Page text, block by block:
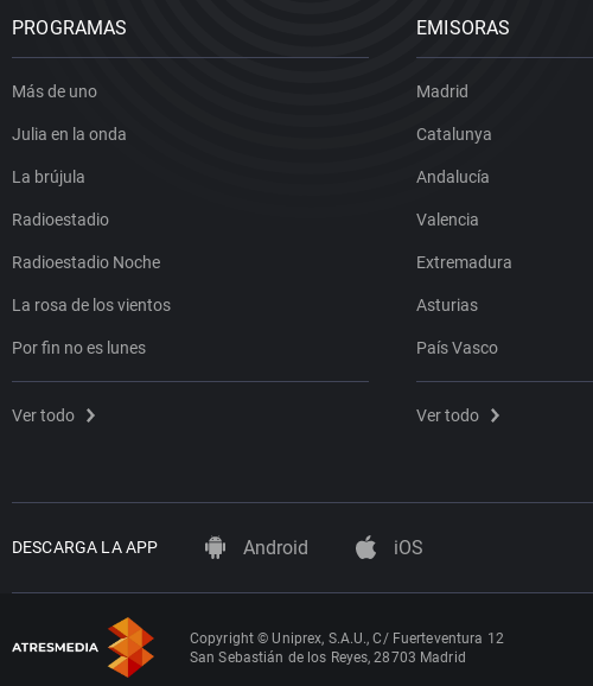
PROGRAMAS
Más de uno
Julia en la onda
La brújula
Radioestadio
Radioestadio Noche
La rosa de los vientos
Por fin no es lunes
Ver todo
EMISORAS
Madrid
Catalunya
Andalucía
Valencia
Extremadura
Asturias
País Vasco
Ver todo
DESCARGA LA APP Android iOS
Copyright © Uniprex, S.A.U., C/ Fuerteventura 12
San Sebastián de los Reyes, 28703 Madrid